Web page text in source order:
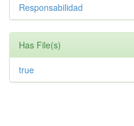
Responsabilidad
Has File(s)
true